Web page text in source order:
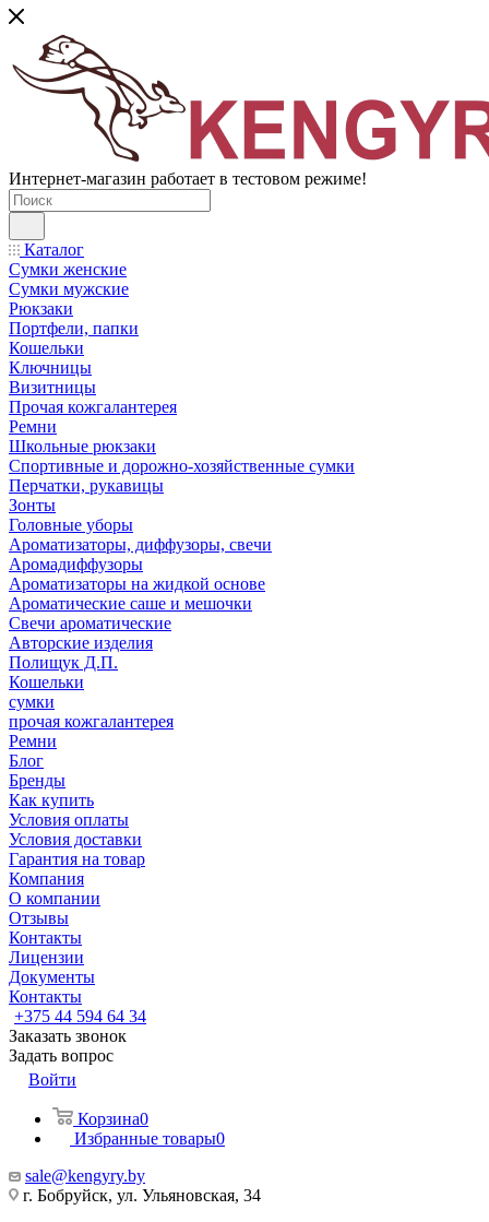
Интернет-магазин работает в тестовом режиме!
Каталог
Сумки женские
Сумки мужские
Рюкзаки
Портфели, папки
Кошельки
Ключницы
Визитницы
Прочая кожгалантерея
Ремни
Школьные рюкзаки
Спортивные и дорожно-хозяйственные сумки
Перчатки, рукавицы
Зонты
Головные уборы
Ароматизаторы, диффузоры, свечи
Аромадиффузоры
Ароматизаторы на жидкой основе
Ароматические саше и мешочки
Свечи ароматические
Авторские изделия
Полищук Д.П.
Кошельки
сумки
прочая кожгалантерея
Ремни
Блог
Бренды
Как купить
Условия оплаты
Условия доставки
Гарантия на товар
Компания
О компании
Отзывы
Контакты
Лицензии
Документы
Контакты
+375 44 594 64 34
Заказать звонок
Задать вопрос
Войти
Корзина0
Избранные товары0
sale@kengyry.by
г. Бобруйск, ул. Ульяновская, 34